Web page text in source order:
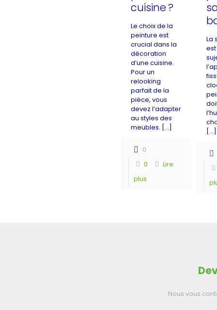
cuisine ?
Le choix de la
peinture est
crucial dans la
décoration
d’une cuisine.
Pour un
relooking
parfait de la
pièce, vous
devez l’adapter
au styles des
meubles. […]
0
0
Lire
plus
La
[…]
Nous vous